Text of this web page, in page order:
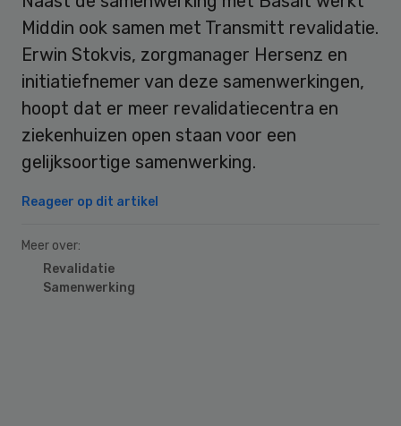
Middin ook samen met Transmitt revalidatie.
Erwin Stokvis, zorgmanager Hersenz en
initiatiefnemer van deze samenwerkingen,
hoopt dat er meer revalidatiecentra en
ziekenhuizen open staan voor een
gelijksoortige samenwerking.
Reageer op dit artikel
Meer over:
Revalidatie
Samenwerking